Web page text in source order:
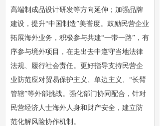
高端制成品设计研发等方向延伸；加强品牌
建设，提升“中国制造”美誉度。鼓励民营企业
拓展海外业务，积极参与共建“一带一路”，有
序参与境外项目，在走出去中遵守当地法律
法规、履行社会责任。更好指导支持民营企
业防范应对贸易保护主义、单边主义、“长臂
管辖”等外部挑战。强化部门协同配合，针对
民营经济人士海外人身和财产安全，建立防
范化解风险协作机制。